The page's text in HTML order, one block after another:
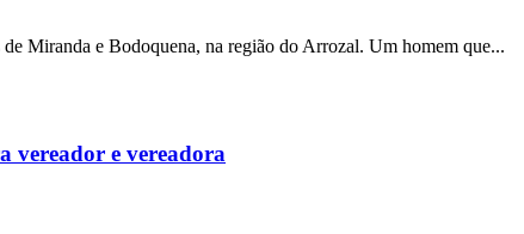
Miranda e Bodoquena, na região do Arrozal. Um homem que...
vereador e vereadora